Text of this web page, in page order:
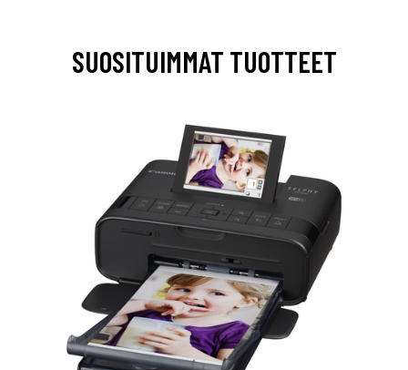
SUOSITUIMMAT TUOTTEET